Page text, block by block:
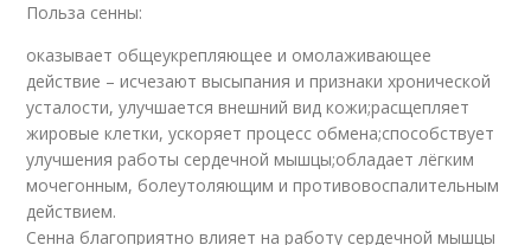
Польза сенны:
оказывает общеукрепляющее и омолаживающее
действие – исчезают высыпания и признаки хронической
усталости, улучшается внешний вид кожи;расщепляет
жировые клетки, ускоряет процесс обмена;способствует
улучшения работы сердечной мышцы;обладает лёгким
мочегонным, болеутоляющим и противовоспалительным
действием.
Сенна благоприятно влияет на работу сердечной мышцы